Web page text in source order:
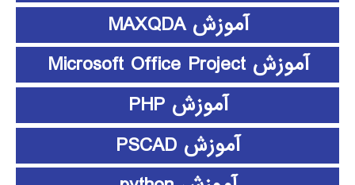
آموزش MAXQDA
آموزش Microsoft Office Project
آموزش PHP
آموزش PSCAD